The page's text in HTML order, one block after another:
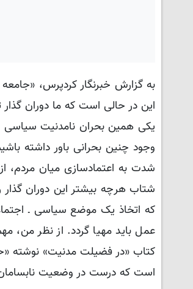
به گزارش خبرنگار کردپرس،
این در حالی است که ما دوران گذار
یکی همین بحران نامدنیت سیاسی
وجود چنین بحرانی باور داشته
شدت به اعتمادسازی میان مردم،
شتاب هرچه بیشتر این دوران گذار
که اتخاذ یک موضع سیاسی ـ
عمل باید مهیا گردد. از نظر من،
است که درست در وضعیت